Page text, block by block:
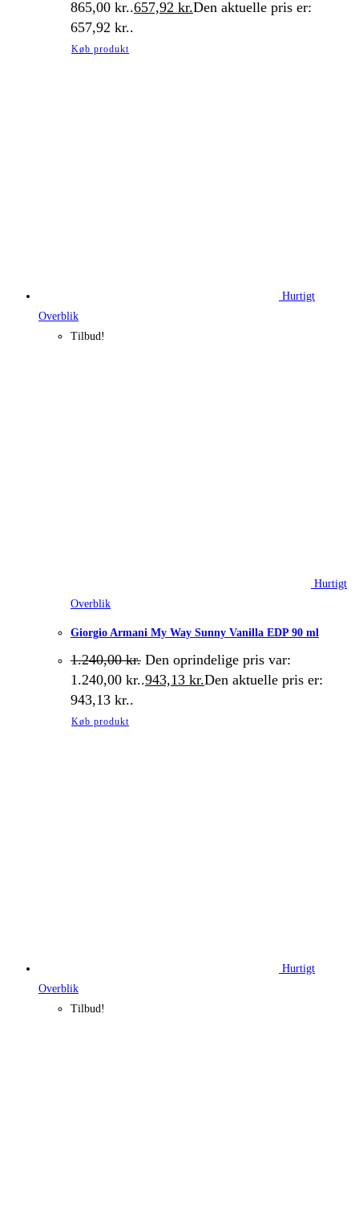
865,00 kr..657,92 kr.Den aktuelle pris er:
657,92 kr..
Køb produkt
Hurtigt
Overblik
Tilbud!
Hurtigt
Overblik
Giorgio Armani My Way Sunny Vanilla EDP 90 ml
1.240,00kr. Den oprindelige pris var:
1.240,00 kr..943,13 kr.Den aktuelle pris er:
943,13 kr..
Køb produkt
Hurtigt
Overblik
Tilbud!